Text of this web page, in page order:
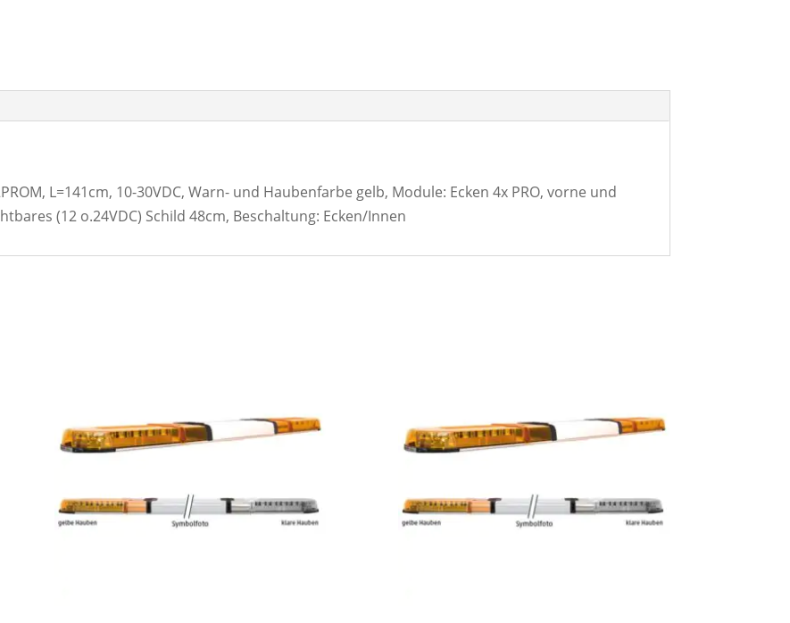
L=141cm, 10-30VDC, Warn- und Haubenfarbe gelb, Module: Ecken 4x PRO, vorne und
(12 o.24VDC) Schild 48cm, Beschaltung: Ecken/Innen